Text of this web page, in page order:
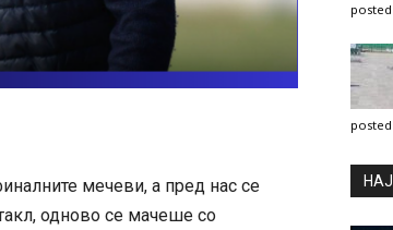
мечеви, а пред нас се
одново се мачеше со
posted
posted